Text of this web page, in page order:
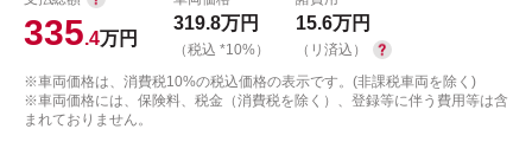
335.4万円
319.8万円
（税込 *10%）
15.6万円
（リ済込）
※車両価格は、消費税10%の税込価格の表示です。(非課税車両を除く)
※車両価格には、保険料、税金（消費税を除く）、登録等に伴う費用等は含
まれておりません。